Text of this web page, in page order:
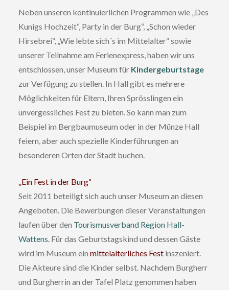
Neben unseren kontinuierlichen Programmen wie „Des
Kunigs Hochzeit“, Party in der Burg“, „Schon wieder
Hirsebrei“, „Wie lebte sich´s im Mittelalter“ sowie
unserer Teilnahme am Ferienexpress, haben wir uns
entschlossen, unser Museum für Kindergeburtstage
zur Verfügung zu stellen. In Hall gibt es mehrere
Möglichkeiten für Eltern, Ihren Sprösslingen ein
unvergessliches Fest zu bieten. So kann man zum
Beispiel im Bergbaumuseum oder in der Münze Hall
feiern, aber auch spezielle Kinderführungen an
besonderen Orten der Stadt buchen.
„Ein Fest in der Burg“
Seit 2011 beteiligt sich auch unser Museum an diesen
Angeboten. Die Bewerbungen dieser Veranstaltungen
laufen über den Tourismusverband Region Hall-
Wattens. Für das Geburtstagskind und dessen Gäste
wird im Museum ein mittelalterliches Festinszeniert.
Die Akteure sind die Kinder selbst. Nachdem Burgherr
und Burgherrin an der Tafel Platz genommen haben